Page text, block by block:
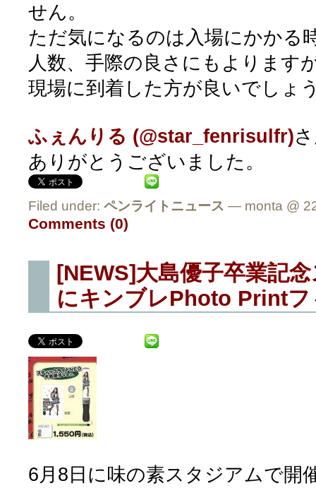
せん。
ただ気になるのは入場にかかる
人数、手際の良さにもよります
現場に到着した方が良いでしょ
ふぇんりる (@star_fenrisulfr)
ありがとうございました。
Filed under: ペンライトニュース — monta @
Comments (0)
[NEWS]大島優子卒業記
にキンブレPhoto Printフ
6月8日に味の素スタジアムで開